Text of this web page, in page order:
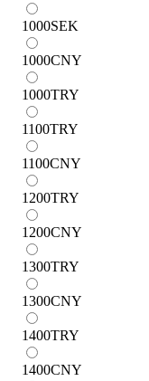
1000SEK
1000CNY
1000TRY
1100TRY
1100CNY
1200TRY
1200CNY
1300TRY
1300CNY
1400TRY
1400CNY